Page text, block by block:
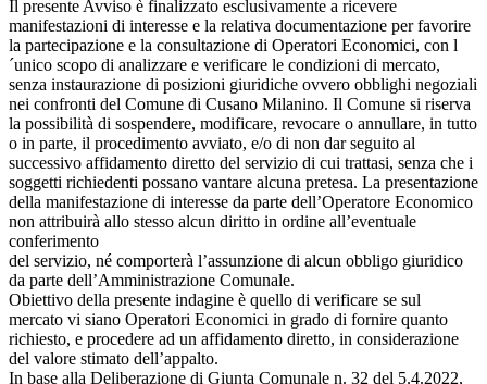
Il presente Avviso è finalizzato esclusivamente a ricevere
manifestazioni di interesse e la relativa documentazione per favorire
la partecipazione e la consultazione di Operatori Economici, con l
´unico scopo di analizzare e verificare le condizioni di mercato,
senza instaurazione di posizioni giuridiche ovvero obblighi negoziali
nei confronti del Comune di Cusano Milanino. Il Comune si riserva
la possibilità di sospendere, modificare, revocare o annullare, in tutto
o in parte, il procedimento avviato, e/o di non dar seguito al
successivo affidamento diretto del servizio di cui trattasi, senza che i
soggetti richiedenti possano vantare alcuna pretesa. La presentazione
della manifestazione di interesse da parte dell’Operatore Economico
non attribuirà allo stesso alcun diritto in ordine all’eventuale
conferimento
del servizio, né comporterà l’assunzione di alcun obbligo giuridico
da parte dell’Amministrazione Comunale.
Obiettivo della presente indagine è quello di verificare se sul
mercato vi siano Operatori Economici in grado di fornire quanto
richiesto, e procedere ad un affidamento diretto, in considerazione
del valore stimato dell’appalto.
In base alla Deliberazione di Giunta Comunale n. 32 del 5.4.2022,